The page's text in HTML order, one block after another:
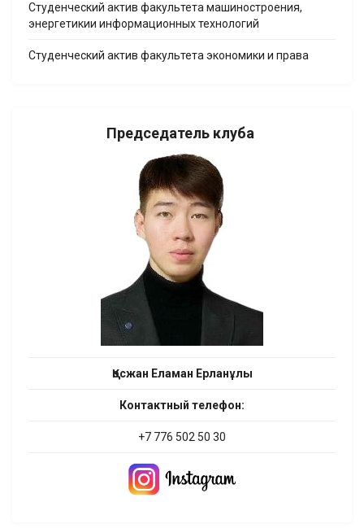
Студенческий актив факультета машиностроения,
энергетикии информационных технологий
Студенческий актив факультета экономики и права
Председатель клуба
Қосжан Еламан Ерланұлы
Контактный телефон:
+7 776 502 50 30